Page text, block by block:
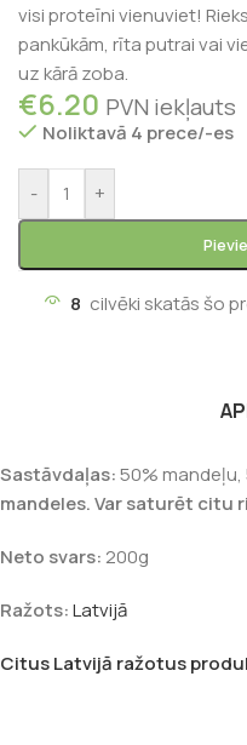
visi proteīni vienuviet! R
pankūkām, rīta putrai vai
uz kārā zoba.
€6.20 PVN iekļauts
Noliktavā 4 prece/-es
- +
8 cilvēki skatās šo
Sastāvdaļas:50% mandeļu,
mandeles. Var saturēt citu
Neto svars: 200g
Ražots:Latvijā
Citus Latvijā ražotus